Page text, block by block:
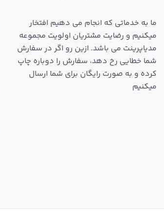
ما به خدماتی که انجام می دهیم افتخار
میکنیم و رضایت مشتریان اولویت مجموعه
مدیاپرینت می باشد. ازین رو اگر در سفارش
شما خطایی رخ دهد، سفارش را دوباره چاپ
کرده و به صورت رایگان برای شما ارسال
میکنیم